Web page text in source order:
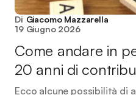
Di Giacomo Mazzarella
19 Giugno 2026
Come andare in
20 anni di
Ecco alcune possibilità di